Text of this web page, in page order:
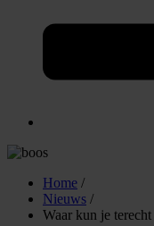
Home /
Nieuws /
Waar kun je